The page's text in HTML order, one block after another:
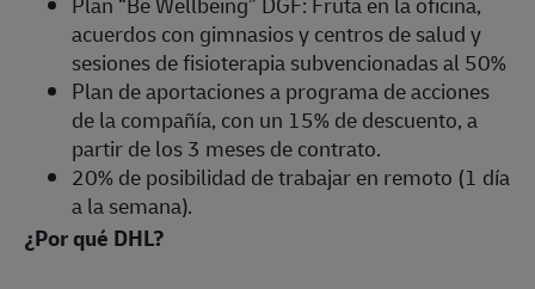
acuerdos con gimnasios y centros de salud y
sesiones de fisioterapia subvencionadas al 50%
Plan de aportaciones a programa de acciones
de la compañía, con un 15% de descuento, a
partir de los 3 meses de contrato.
20% de posibilidad de trabajar en remoto (1 día
a la semana).
¿Por qué DHL?